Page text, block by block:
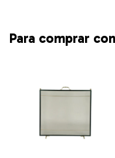
Para comprar